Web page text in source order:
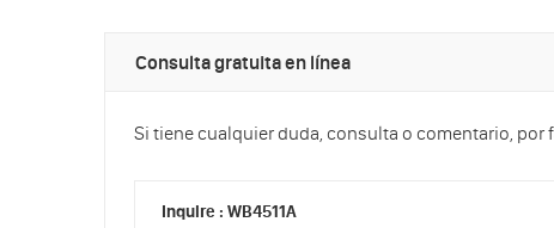
Consulta gratuita en línea
Si tiene cualquier duda, consulta o comentario,